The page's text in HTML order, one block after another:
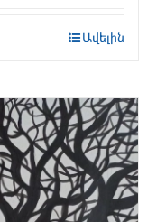
Ավելին